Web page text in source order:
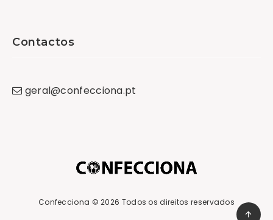
Contactos
geral@confecciona.pt
Confecciona © 2026 Todos os direitos reservados